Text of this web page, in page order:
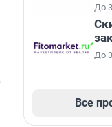
До
До
Все